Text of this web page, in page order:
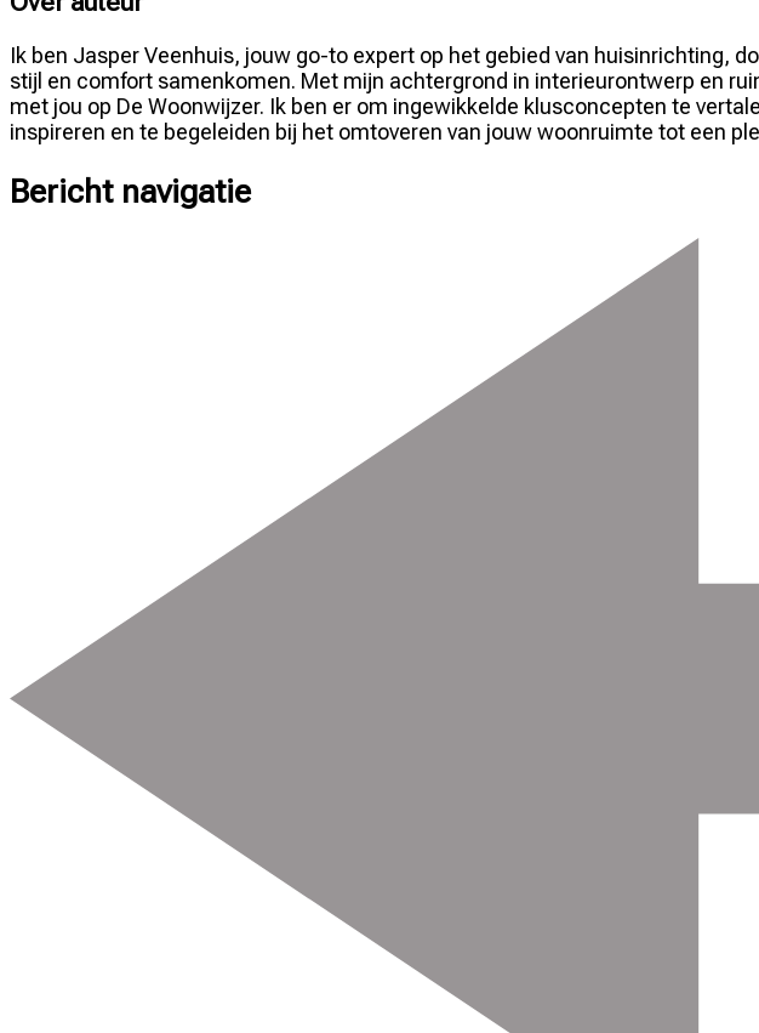
Ik ben Jasper Veenhuis, jouw go-to expert op het gebied van huisinrichting,
stijl en comfort samenkomen. Met mijn achtergrond in interieurontwerp en
met jou op De Woonwijzer. Ik ben er om ingewikkelde klusconcepten te
inspireren en te begeleiden bij het omtoveren van jouw woonruimte tot een
Bericht navigatie